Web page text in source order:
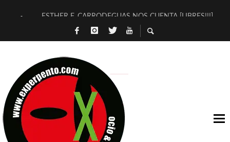
ESTHER F. CARRODEGUAS NOS CUENTA [LIBRES!!!]
[TERRA DE GUAPES] DE SANDRA MONFORT
TIMBRE 4, LA ESCUELA DEL DIRECTOR TEATRAL CLAUDIO
30 AÑOS (NO ES NADA) DE LA KATARSIS DEL TOMATAZO
MILITARES JUDÍAS EN #EXVITA
D’BALDOMEROS REINVENTAN [BITÁCORA 3.0] EN EXVITA